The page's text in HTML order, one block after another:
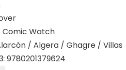
Watch
/ Algera / Ghagre / Villas
9780201379624